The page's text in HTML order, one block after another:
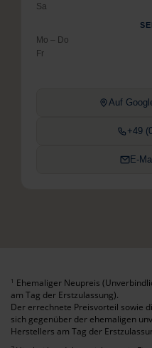
Sa
Mo – Do
Fr
Auf
+49
E-
1 Ehemaliger Neupreis
am Tag der Erstzulassung).
Der errechnete Preisvorteil sowie
sich gegenüber der ehemaligen
Herstellers am Tag der